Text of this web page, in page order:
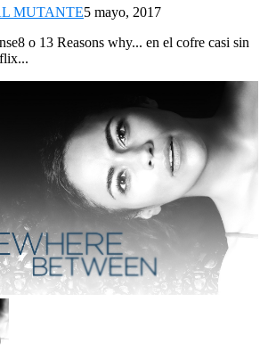
MUTANTE5 mayo, 2017
o 13 Reasons why... en el cofre casi sin